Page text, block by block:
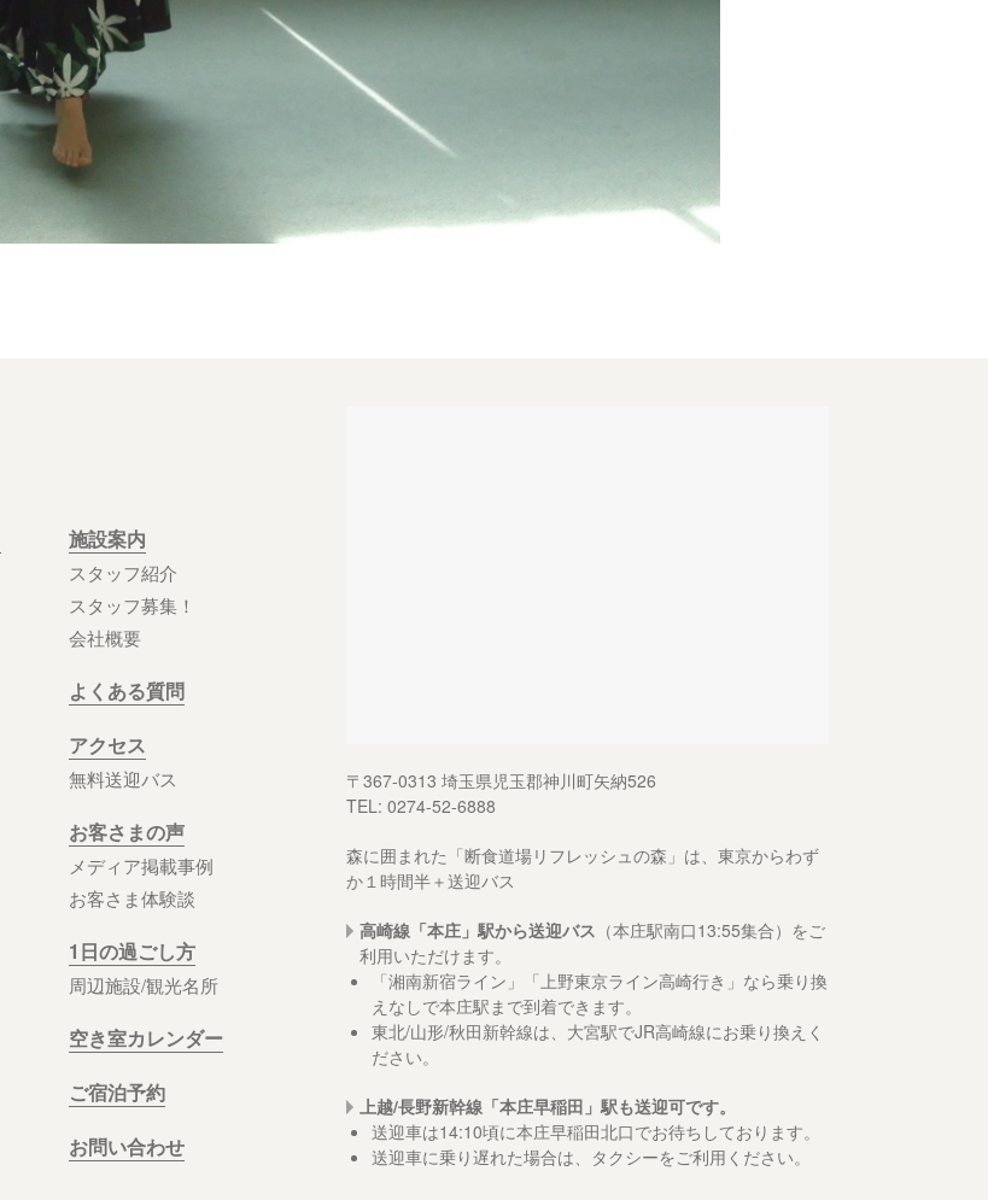
施設案内
スタッフ紹介
スタッフ募集！
会社概要
よくある質問
アクセス
無料送迎バス
お客さまの声
メディア掲載事例
お客さま体験談
1日の過ごし方
周辺施設/観光名所
空き室カレンダー
ご宿泊予約
お問い合わせ
〒367-0313 埼玉県児玉郡神川町矢納526
TEL: 0274-52-6888
森に囲まれた「断食道場リフレッシュの森」は、東京からわず
か１時間半＋送迎バス
高崎線「本庄」駅から送迎バス （本庄駅南口13:55集合）をご
利用いただけます。
「湘南新宿ライン」「上野東京ライン高崎行き」なら乗り換
えなしで本庄駅まで到着できます。
東北/山形/秋田新幹線は、大宮駅でJR高崎線にお乗り換えく
ださい。
上越/長野新幹線「本庄早稲田」駅も送迎可です。
送迎車は14:10頃に本庄早稲田北口でお待ちしております。
送迎車に乗り遅れた場合は、タクシーをご利用ください。